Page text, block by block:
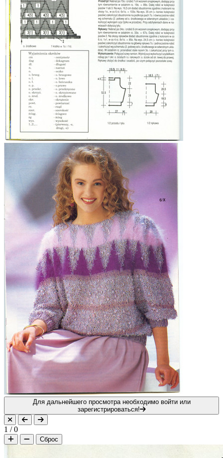
Для дальнейшего просмотра необходимо войти или
зарегистрироваться!
1 /0
Сброс